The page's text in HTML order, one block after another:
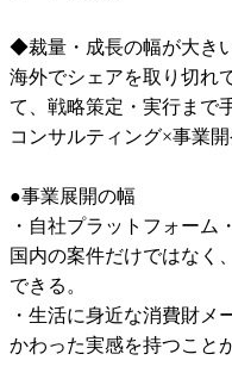
◆裁量・成長の幅が大き
海外でシェアを取り切れ
て、戦略策定・実行まで
コンサルティング×事業
●事業展開の幅
・自社プラットフォーム
国内の案件だけではなく
できる。
・生活に身近な消費財メ
かわった実感を持つこと